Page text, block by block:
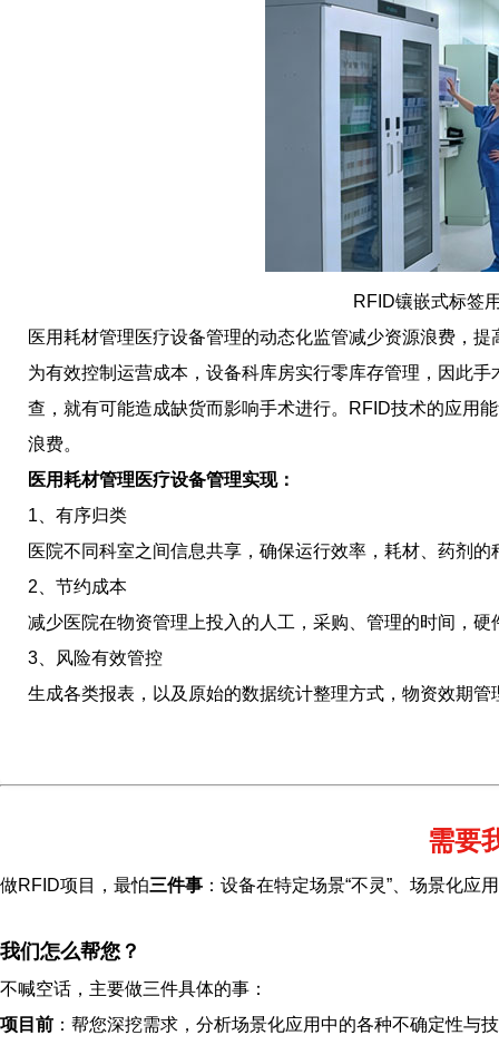
RFID镶嵌式标签
医用耗材管理医疗设备管理的动态化监管减少资源浪费，
为有效控制运营成本，设备科库房实行零库存管理，因此
查，就有可能造成缺货而影响手术进行。RFID技术的应用
浪费。
医用耗材管理医疗设备管理实现：
1、有序归类
医院不同科室之间信息共享，确保运行效率，耗材、药剂
2、节约成本
减少医院在物资管理上投入的人工，采购、管理的时间，
3、风险有效管控
生成各类报表，以及原始的数据统计整理方式，物资效期
需要
做RFID项目，最怕三件事 ：设备在特定场景“不灵”、场景化
我们怎么帮您？
不喊空话，主要做三件具体的事：
项目前 ：帮您深挖需求，分析场景化应用中的各种不确定性与